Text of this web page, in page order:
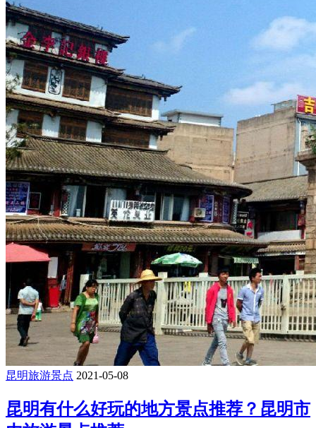
昆明旅游景点 2021-05-08
昆明有什么好玩的地方景点推荐？昆明市